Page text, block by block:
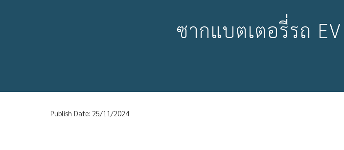
ซากแบตเตอรี่รถ
Publish Date: 25/11/2024